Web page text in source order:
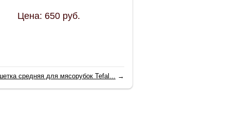
Цена: 650 руб.
средняя для мясорубок Tefal... →